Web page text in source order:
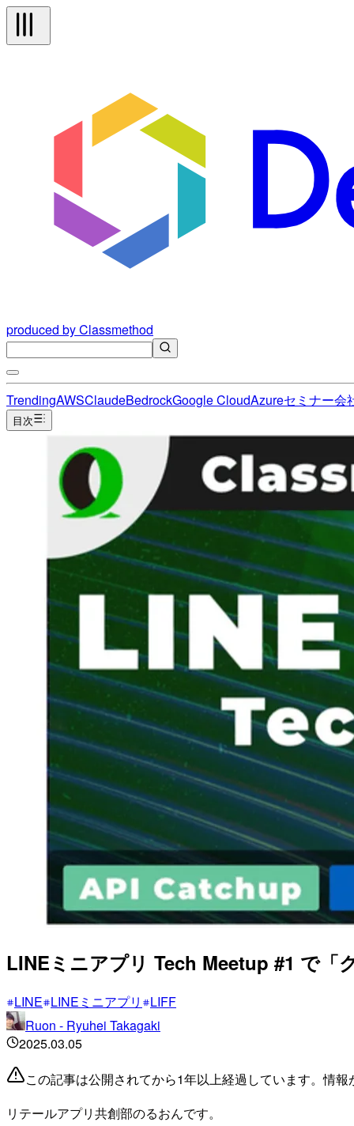
produced by Classmethod
TrendingAWSClaudeBedrockGoogle CloudAzureセミナー会
目次
LINEミニアプリ Tech Meetup #1 で「
LINE LINEミニアプリ
LIFF
Ruon - Ryuhei Takagaki
2025.03.05
この記事は公開されてから1年以上経過しています。情
リテールアプリ共創部のるおんです。